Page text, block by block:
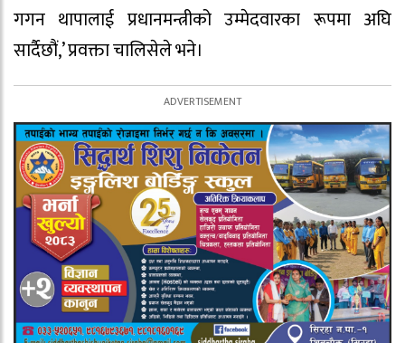
गगन थापालाई प्रधानमन्त्रीको उम्मेदवारका रूपमा अघि
सार्दैछौं,’ प्रवक्ता चालिसेले भने।